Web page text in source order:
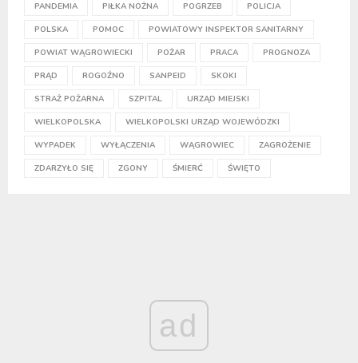
PANDEMIA PIŁKA NOŻNA POGRZEB POLICJA
POLSKA POMOC POWIATOWY INSPEKTOR SANITARNY
POWIAT WĄGROWIECKI POŻAR PRACA PROGNOZA
PRĄD ROGOŹNO SANPEID SKOKI
STRAŻ POŻARNA SZPITAL URZĄD MIEJSKI
WIELKOPOLSKA WIELKOPOLSKI URZĄD WOJEWÓDZKI
WYPADEK WYŁĄCZENIA WĄGROWIEC ZAGROŻENIE
ZDARZYŁO SIĘ ZGONY ŚMIERĆ ŚWIĘTO
ad